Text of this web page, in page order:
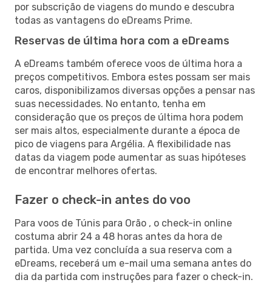
por subscrição de viagens do mundo e descubra
todas as vantagens do eDreams Prime.
Reservas de última hora com a eDreams
A eDreams também oferece voos de última hora a
preços competitivos. Embora estes possam ser mais
caros, disponibilizamos diversas opções a pensar nas
suas necessidades. No entanto, tenha em
consideração que os preços de última hora podem
ser mais altos, especialmente durante a época de
pico de viagens para Argélia. A flexibilidade nas
datas da viagem pode aumentar as suas hipóteses
de encontrar melhores ofertas.
Fazer o check-in antes do voo
Para voos de Túnis para Orão , o check-in online
costuma abrir 24 a 48 horas antes da hora de
partida. Uma vez concluída a sua reserva com a
eDreams, receberá um e-mail uma semana antes do
dia da partida com instruções para fazer o check-in.